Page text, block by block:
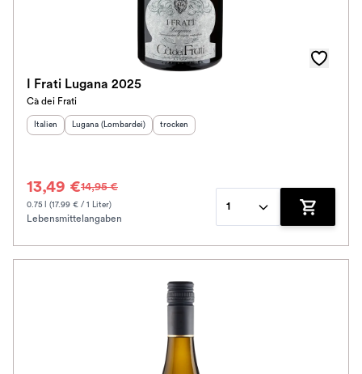
I Frati Lugana 2025
Cà dei Frati
Herkunftsland:
Italien Herkunftsregion:
Lugana (Lombardei) Geschmack
trocken
13,49 €14,95 €
0.75 l (17.99 € / 1 Liter)
Lebensmittelangaben
1
Zum